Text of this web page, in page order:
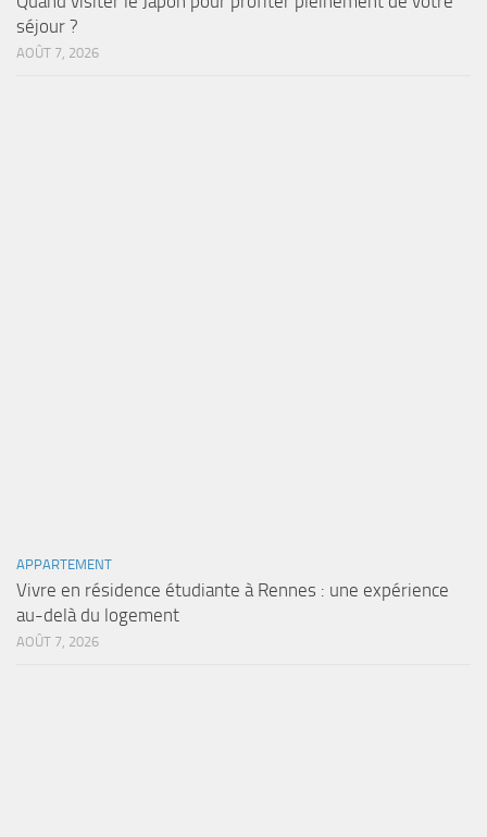
séjour ?
AOÛT 7, 2026
APPARTEMENT
Vivre en résidence étudiante à Rennes : une expérience
au-delà du logement
AOÛT 7, 2026